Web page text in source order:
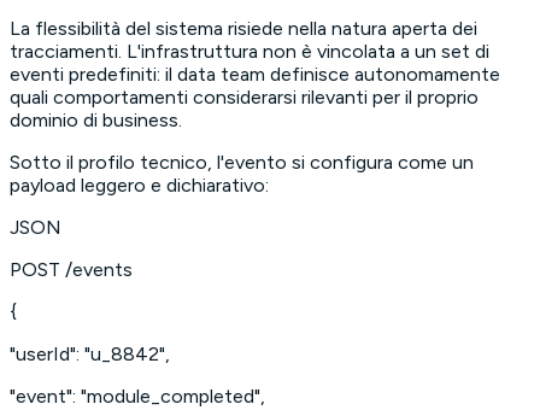
La flessibilità del sistema risiede nella natura aperta dei
tracciamenti. L'infrastruttura non è vincolata a un set di
eventi predefiniti: il data team definisce autonomamente
quali comportamenti considerarsi rilevanti per il proprio
dominio di business.
Sotto il profilo tecnico, l'evento si configura come un
payload leggero e dichiarativo:
JSON
POST /events
{
"userId": "u_8842",
"event": "module_completed",